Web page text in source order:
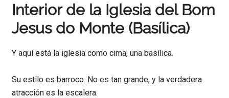
Interior de la Iglesia del Bom
Jesus do Monte (Basílica)
Y aquí está la iglesia como cima, una basílica.
Su estilo es barroco. No es tan grande, y la verdadera
atracción es la escalera.